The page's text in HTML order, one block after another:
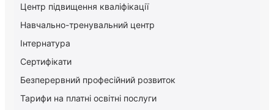
Центр підвищення кваліфікації
Навчально-тренувальний центр
Інтернатура
Сертифікати
Безперервний професійний розвиток
Тарифи на платні освітні послуги